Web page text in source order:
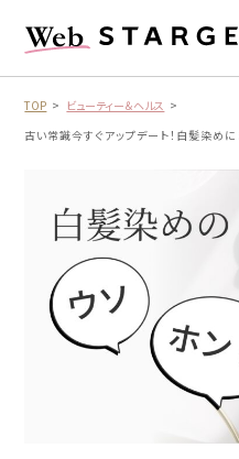
TOP
ビューティー＆ヘルス
古い常識今すぐアップデート！白髪染めに